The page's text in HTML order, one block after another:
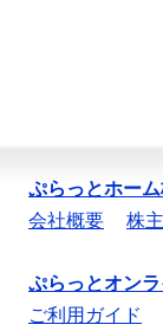
ぷらっとホー
会社概要
株
ぷらっとオン
ご利用ガイド